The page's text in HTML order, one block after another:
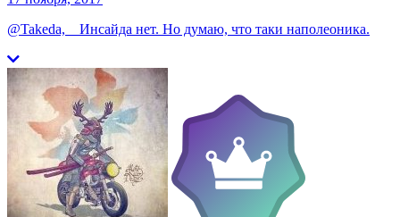
@Takeda, Инсайда нет. Но думаю, что таки наполеоника.